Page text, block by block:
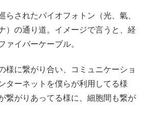
らされたバイオフォトン（光、氣、
）の通り道。イメージで言うと、経
ァイバーケーブル。
様に繋がり合い、コミュニケーショ
ターネットを僕らが利用してる様
繋がりあってる様に、細胞間も繋が